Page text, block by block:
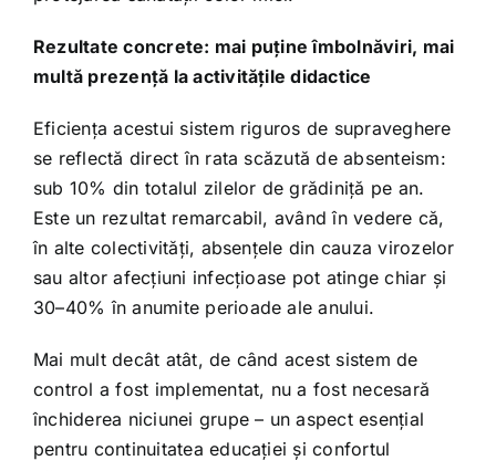
Rezultate concrete: mai puține îmbolnăviri, mai
multă prezență la activitățile didactice
Eficiența acestui sistem riguros de supraveghere
se reflectă direct în rata scăzută de absenteism:
sub 10% din totalul zilelor de grădiniță pe an.
Este un rezultat remarcabil, având în vedere că,
în alte colectivități, absențele din cauza virozelor
sau altor afecțiuni infecțioase pot atinge chiar și
30–40% în anumite perioade ale anului.
Mai mult decât atât, de când acest sistem de
control a fost implementat, nu a fost necesară
închiderea niciunei grupe – un aspect esențial
pentru continuitatea educației și confortul